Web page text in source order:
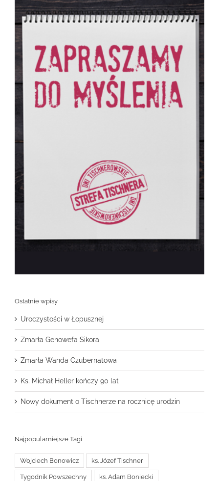
Ostatnie wpisy
Uroczystości w Łopusznej
Zmarła Genowefa Sikora
Zmarła Wanda Czubernatowa
Ks. Michał Heller kończy 90 lat
Nowy dokument o Tischnerze na rocznicę urodzin
Najpopularniejsze Tagi
Wojciech Bonowicz ks. Józef Tischner
Tygodnik Powszechny ks. Adam Boniecki